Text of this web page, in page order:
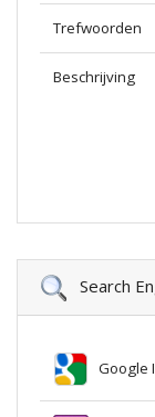
Trefwoorden
Beschrijving
Search
Google